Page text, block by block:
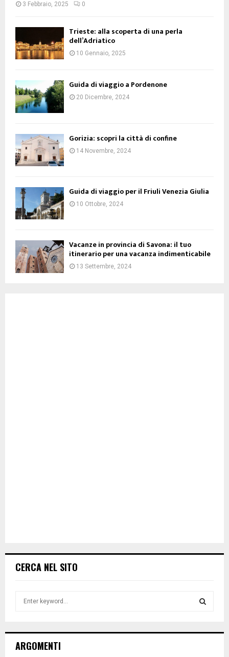
3 Febbraio, 2025 0
Trieste: alla scoperta di una perla
dell’Adriatico
10 Gennaio, 2025
Guida di viaggio a Pordenone
20 Dicembre, 2024
Gorizia: scopri la città di confine
14 Novembre, 2024
Guida di viaggio per il Friuli Venezia Giulia
10 Ottobre, 2024
Vacanze in provincia di Savona: il tuo
itinerario per una vacanza indimenticabile
13 Settembre, 2024
CERCA NEL SITO
h
ARGOMENTI